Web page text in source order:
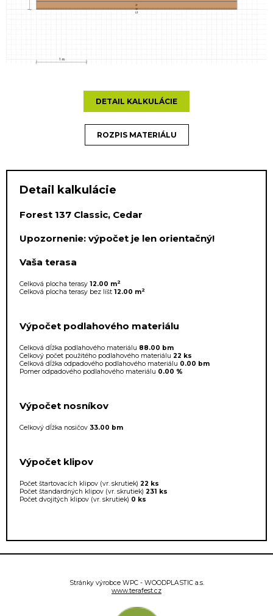
DETAIL KALKULÁCIE
ROZPIS MATERIÁLU
Detail kalkulácie
Forest 137 Classic, Cedar
Upozornenie: výpočet je len orientačný!
Vaša terasa
Celková plocha terasy 12.00 m2
Celková plocha terasy bez líšt 12.00 m2
Výpočet podlahového materiálu
Celková dĺžka podlahového materiálu 88.00 bm
Celkový počet použitého podlahového materiálu 22 ks
Celková dĺžka odpadového podlahového materiálu 0.00 bm
Pomer odpadového podlahového materiálu 0.00 %
Výpočet nosníkov
Celkový dĺžka nosičov 33.00 bm
Výpočet klipov
Počet štartovacích klipov (vr. skrutiek) 22 ks
Počet štandardných klipov (vr. skrutiek) 231 ks
Počet dvojitých klipov (vr. skrutiek) 0 ks
Stránky výrobce WPC - WOODPLASTIC a.s.
www.terafest.cz